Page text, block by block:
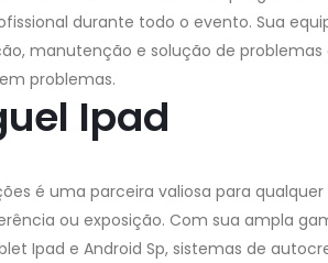
durante todo o evento. Sua
manutenção e solução de
problemas.
Ipad
é uma parceira valiosa para
ou exposição. Com sua ampla
Ipad e Android Sp, sistemas de